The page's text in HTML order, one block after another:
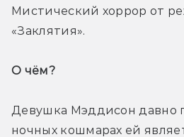
Мистический хоррор от
«Заклятия».
О чём?
Девушка Мэддисон давно
ночных кошмарах ей